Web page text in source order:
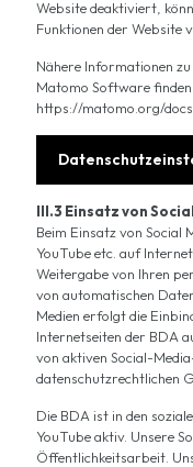
Website deaktiviert,
Funktionen der Website
Nähere Informationen
Matomo Software
https://matomo.org/
III.3 Einsatz von
Beim Einsatz von Social
YouTube etc. auf
Weitergabe von Ihren
von automatischen
Medien erfolgt die
Internetseiten der BDA
von aktiven Social-
datenschutzrechtlichen
Die BDA ist in den
YouTube aktiv. Unsere
Öffentlichkeitsarbeit.